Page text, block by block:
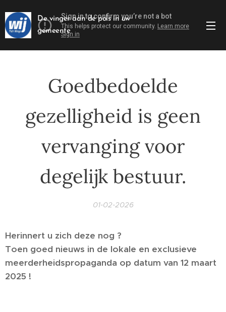
De vinger aan de pols in uw
gemeente
Goedbedoelde
gezelligheid is geen
vervanging voor
degelijk bestuur.
01-02-2026
Herinnert u zich deze nog ?
Toen goed nieuws in de lokale en exclusieve
meerderheidspropaganda op datum van 12 maart
2025 !